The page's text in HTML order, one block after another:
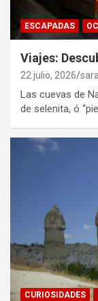
ESCAPADAS
Viajes:
22 julio, 2026
Las cuevas de
de selenita, ó
CURIOSIDADES